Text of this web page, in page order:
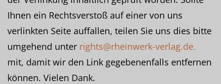
Ihnen ein Rechtsverstoß auf einer von uns
verlinkten Seite auffallen, teilen Sie uns dies bitte
umgehend unter rights@rheinwerk-verlag.de.
mit, damit wir den Link gegebenenfalls entfernen
können. Vielen Dank.